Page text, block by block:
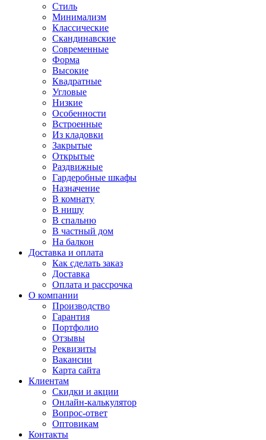
Стиль
Минимализм
Классические
Скандинавские
Современные
Форма
Высокие
Квадратные
Угловые
Низкие
Особенности
Встроенные
Из кладовки
Закрытые
Открытые
Раздвижные
Гардеробные шкафы
Назначение
В комнату
В нишу
В спальню
В частный дом
На балкон
Доставка и оплата
Как сделать заказ
Доставка
Оплата и рассрочка
О компании
Производство
Гарантия
Портфолио
Отзывы
Реквизиты
Вакансии
Карта сайта
Клиентам
Скидки и акции
Онлайн-калькулятор
Вопрос-ответ
Оптовикам
Контакты